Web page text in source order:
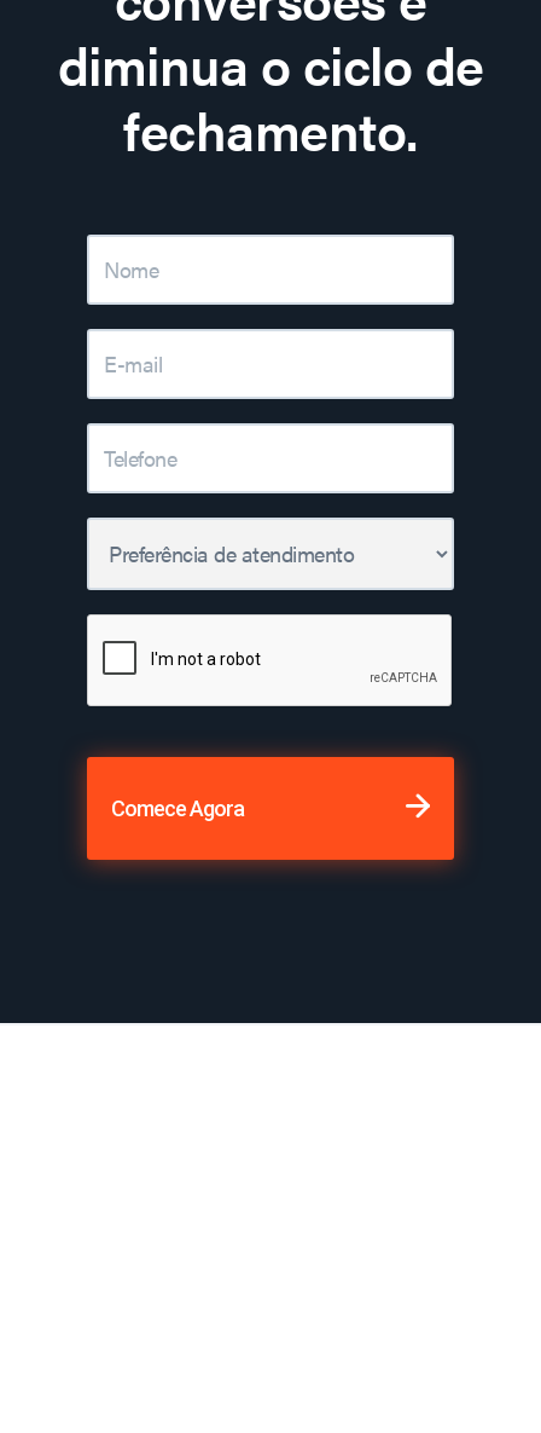
diminua o ciclo de
fechamento.
Comece Agora